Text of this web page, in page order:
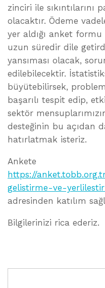
zinciri ile sıkıntılarını
olacaktır. Ödeme
yer aldığı anket
uzun süredir dile
yansıması olacak,
edilebilecektir.
büyütebilirsek,
başarılı tespit edip,
sektör
desteğinin bu açıdan
hatırlatmak isteriz.
Ankete
https://
gelistirme-ve-
adresinden katılım
Bilgilerinizi rica ederiz.